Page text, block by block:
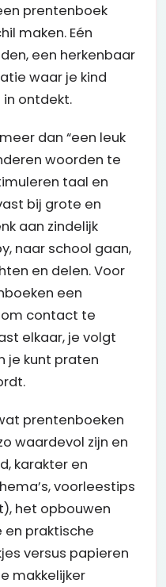
prentenboek
maken. Eén
een herkenbaar
waar je kind
ontdekt.
dan “een leuk
woorden te
taal en
bij grote en
aan zindelijk
naar school gaan,
en delen. Voor
een
contact te
elkaar, je volgt
je kunt praten
prentenboeken
waardevol zijn en
karakter en
voorleestips
het opbouwen
en praktische
versus papieren
makkelijker